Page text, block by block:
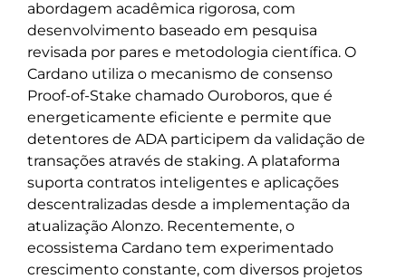
abordagem acadêmica rigorosa, com
desenvolvimento baseado em pesquisa
revisada por pares e metodologia científica. O
Cardano utiliza o mecanismo de consenso
Proof-of-Stake chamado Ouroboros, que é
energeticamente eficiente e permite que
detentores de ADA participem da validação de
transações através de staking. A plataforma
suporta contratos inteligentes e aplicações
descentralizadas desde a implementação da
atualização Alonzo. Recentemente, o
ecossistema Cardano tem experimentado
crescimento constante, com diversos projetos